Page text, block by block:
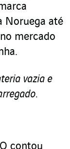
Noruega até
mercado
vazia e
contou